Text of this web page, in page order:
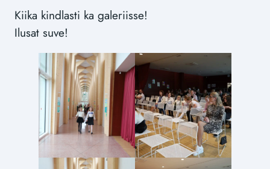
Kiika kindlasti ka galeriisse!
Ilusat suve!